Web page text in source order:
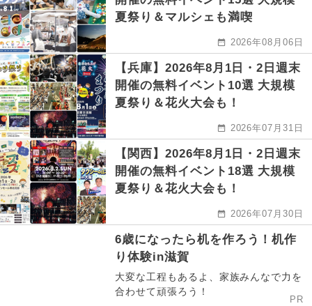
夏祭り＆マルシェも満喫
2026年08月06日
【兵庫】2026年8月1日・2日週末
開催の無料イベント10選 大規模
夏祭り＆花火大会も！
2026年07月31日
【関西】2026年8月1日・2日週末
開催の無料イベント18選 大規模
夏祭り＆花火大会も！
2026年07月30日
6歳になったら机を作ろう！机作
り体験in滋賀
大変な工程もあるよ、家族みんなで力を
合わせて頑張ろう！
PR